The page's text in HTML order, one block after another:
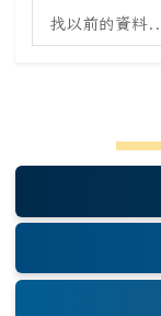
搜尋舊站內容